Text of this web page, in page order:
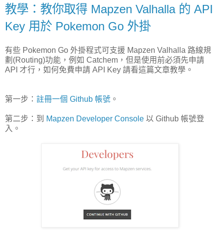
教學：教你取得 Mapzen Valhalla 的 API
Key 用於 Pokemon Go 外掛
有些 Pokemon Go 外掛程式可支援 Mapzen Valhalla 路線規
劃(Routing)功能，例如 Catchem，但是使用前必須先申請
API 才行，如何免費申請 API Key 請看這篇文章教學。
第一步： 註冊一個 Github 帳號 。
第二步：到 Mapzen Developer Console 以 Github 帳號登
入。